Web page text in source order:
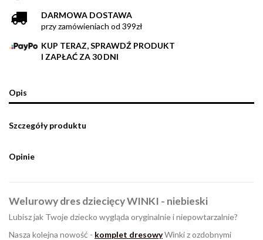
DARMOWA DOSTAWA
przy zamówieniach od 399zł
KUP TERAZ, SPRAWDŹ PRODUKT
I ZAPŁAĆ ZA 30 DNI
Opis
Szczegóły produktu
Opinie
Welurowy dres dziecięcy WINKI - niebieski
Lubisz jak Twoje dziecko wygląda oryginalnie i niepowtarzalnie?
Nasza kolejna nowość - komplet dresowyWinki z ozdobnymi